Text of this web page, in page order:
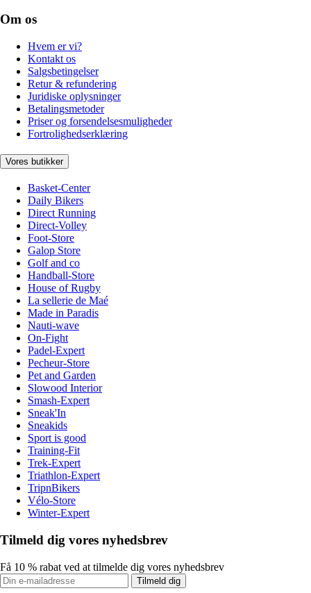
Om os
Hvem er vi?
Kontakt os
Salgsbetingelser
Retur & refundering
Juridiske oplysninger
Betalingsmetoder
Priser og forsendelsesmuligheder
Fortrolighedserklæring
Vores butikker
Basket-Center
Daily Bikers
Direct Running
Direct-Volley
Foot-Store
Galop Store
Golf and co
Handball-Store
House of Rugby
La sellerie de Maé
Made in Paradis
Nauti-wave
On-Fight
Padel-Expert
Pecheur-Store
Pet and Garden
Slowood Interior
Smash-Expert
Sneak'In
Sneakids
Sport is good
Training-Fit
Trek-Expert
Triathlon-Expert
TripnBikers
Vélo-Store
Winter-Expert
Tilmeld dig vores nyhedsbrev
Få 10 % rabat ved at tilmelde dig vores nyhedsbrev
Tilmeld dig